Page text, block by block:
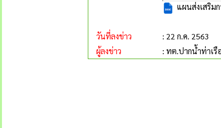
แผนส่งเสริม
วันที่ลงข่าว
: 22 ก.ค. 2563
ผู้ลงข่าว
: ทต.ปากน้ำท่าเรื